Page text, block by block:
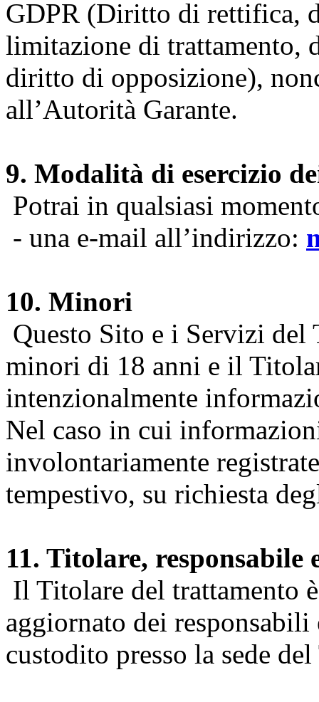
GDPR (Diritto di rettifica,
limitazione di trattamento,
diritto di opposizione),
all’Autorità Garante.
9. Modalità di esercizio
Potrai in qualsiasi
- una e-mail all’indirizzo:
10. Minori
Questo Sito e i Servizi del
minori di 18 anni e il
intenzionalmente
Nel caso in cui
involontariamente
tempestivo, su richiesta
11. Titolare, responsabile
Il Titolare del trattamento
aggiornato dei
custodito presso la sede